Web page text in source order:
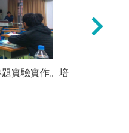
實驗實作。培